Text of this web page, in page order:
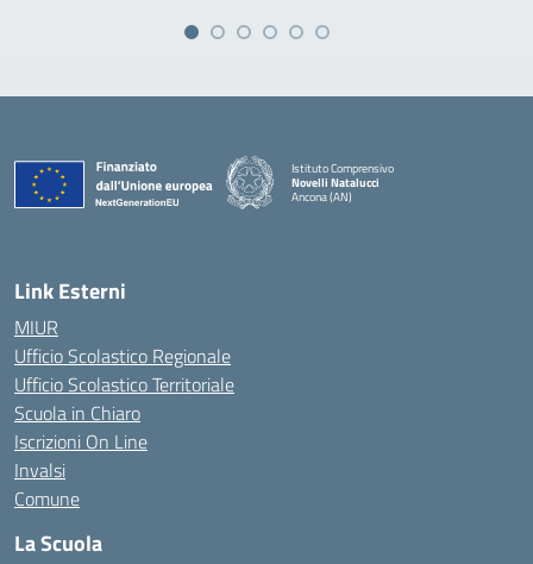
Istituto Comprensivo
Novelli Natalucci
Ancona (AN)
Link Esterni
MIUR
Ufficio Scolastico Regionale
Ufficio Scolastico Territoriale
Scuola in Chiaro
Iscrizioni On Line
Invalsi
Comune
La Scuola